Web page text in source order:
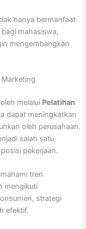
hanya bermanfaat
mahasiswa,
mengembangkan
melalui Pelatihan
dapat meningkatkan
oleh perusahaan.
salah satu
pekerjaan.
tren
mengikuti
strategi
efektif.